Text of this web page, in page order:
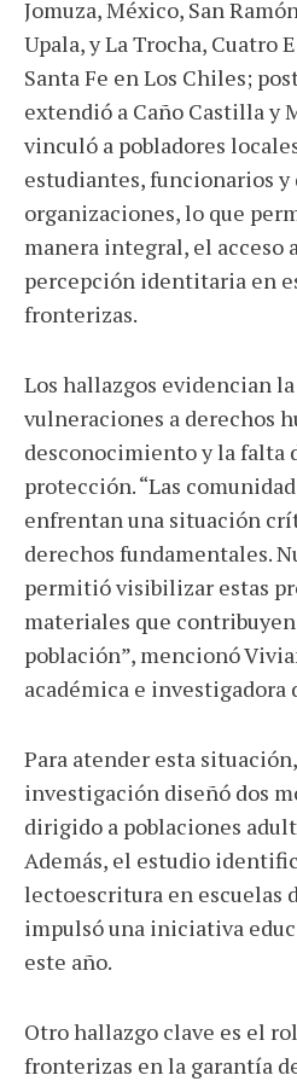
Jomuza, México, San
Upala, y La Trocha, Cuatro
Santa Fe en Los Chiles;
extendió a Caño Castilla y
vinculó a pobladores
estudiantes, funcionarios y
organizaciones, lo que
manera integral, el acceso
percepción identitaria en
fronterizas.
Los hallazgos evidencian
vulneraciones a derechos
desconocimiento y la falta
protección. “Las
enfrentan una situación
derechos fundamentales.
permitió visibilizar estas
materiales que
población”, mencionó
académica e investigadora
Para atender esta
investigación diseñó dos
dirigido a poblaciones
Además, el estudio
lectoescritura en escuelas
impulsó una iniciativa
este año.
Otro hallazgo clave es el
fronterizas en la garantía